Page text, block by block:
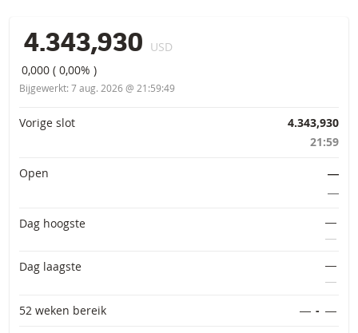
4.343,930 USD
0,000 (0,00% )
Bijgewerkt: 7 aug. 2026 @ 21:59:49
Primaire informatie
Vorige slot
4.343,930
21:59
Open
―
―
Dag hoogste
―
―
Dag laagste
―
―
52 weken bereik
― - ―